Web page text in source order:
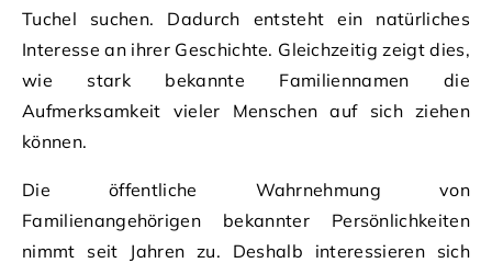
Tuchel suchen. Dadurch entsteht ein natürliches
Interesse an ihrer Geschichte. Gleichzeitig zeigt dies,
wie stark bekannte Familiennamen die
Aufmerksamkeit vieler Menschen auf sich ziehen
können.
Die öffentliche Wahrnehmung von
Familienangehörigen bekannter Persönlichkeiten
nimmt seit Jahren zu. Deshalb interessieren sich